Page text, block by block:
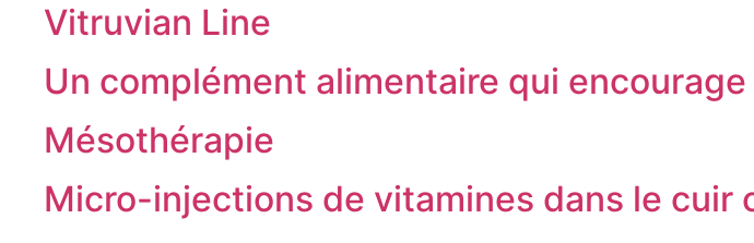
Vitruvian Line
Un complément alimentaire qui
Mésothérapie
Micro-injections de vitamines dans le cuir